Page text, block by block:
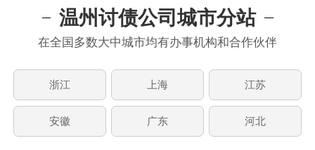
温州讨债公司城市分站
在全国多数大中城市均有办事机构和合作伙伴
浙江 上海 江苏
安徽 广东 河北